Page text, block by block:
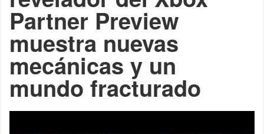
Partner Preview
muestra nuevas
mecánicas y un
mundo fracturado